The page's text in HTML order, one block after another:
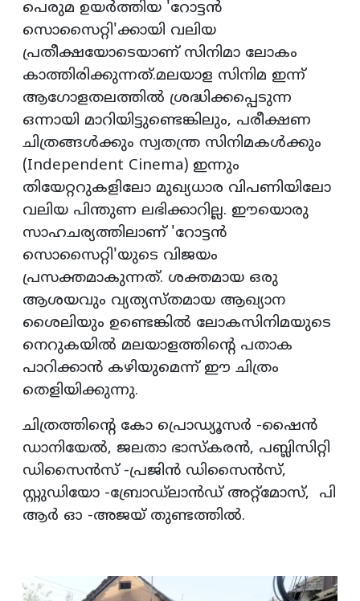
പെരുമ ഉയര്‍ത്തിയ 'റോട്ടന്‍
സൊസൈറ്റി'ക്കായി വലിയ
പ്രതീക്ഷയോടെയാണ് സിനിമാ ലോകം
കാത്തിരിക്കുന്നത്.മലയാള സിനിമ ഇന്ന്
ആഗോളതലത്തില്‍ ശ്രദ്ധിക്കപ്പെടുന്ന
ഒന്നായി മാറിയിട്ടുണ്ടെങ്കിലും, പരീക്ഷണ
ചിത്രങ്ങള്‍ക്കും സ്വതന്ത്ര സിനിമകള്‍ക്കും
(Independent Cinema) ഇന്നും
തിയേറ്ററുകളിലോ മുഖ്യധാര വിപണിയിലോ
വലിയ പിന്തുണ ലഭിക്കാറില്ല. ഈയൊരു
സാഹചര്യത്തിലാണ് 'റോട്ടന്‍
സൊസൈറ്റി'യുടെ വിജയം
പ്രസക്തമാകുന്നത്. ശക്തമായ ഒരു
ആശയവും വ്യത്യസ്തമായ ആഖ്യാന
ശൈലിയും ഉണ്ടെങ്കില്‍ ലോകസിനിമയുടെ
നെറുകയില്‍ മലയാളത്തിന്റെ പതാക
പാറിക്കാന്‍ കഴിയുമെന്ന് ഈ ചിത്രം
തെളിയിക്കുന്നു.
ചിത്രത്തിന്റെ കോ പ്രൊഡ്യൂസര്‍ -ഷൈന്‍
ഡാനിയേല്‍, ജലതാ ഭാസ്‌കരന്‍, പബ്ലിസിറ്റി
ഡിസൈന്‍സ് -പ്രജിന്‍ ഡിസൈന്‍സ്,
സ്റ്റുഡിയോ -ബ്രോഡ്‌ലാന്‍ഡ് അറ്റ്‌മോസ്, പി
ആര്‍ ഓ -അജയ് തുണ്ടത്തില്‍.